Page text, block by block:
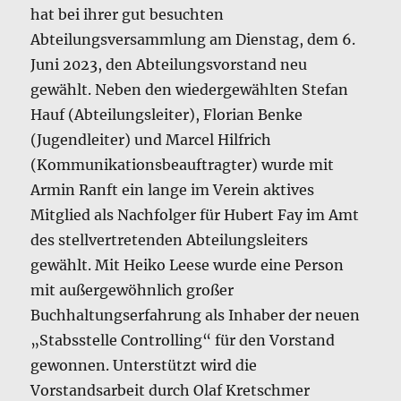
hat bei ihrer gut besuchten
Abteilungsversammlung am Dienstag, dem 6.
Juni 2023, den Abteilungsvorstand neu
gewählt. Neben den wiedergewählten Stefan
Hauf (Abteilungsleiter), Florian Benke
(Jugendleiter) und Marcel Hilfrich
(Kommunikationsbeauftragter) wurde mit
Armin Ranft ein lange im Verein aktives
Mitglied als Nachfolger für Hubert Fay im Amt
des stellvertretenden Abteilungsleiters
gewählt. Mit Heiko Leese wurde eine Person
mit außergewöhnlich großer
Buchhaltungserfahrung als Inhaber der neuen
„Stabsstelle Controlling“ für den Vorstand
gewonnen. Unterstützt wird die
Vorstandsarbeit durch Olaf Kretschmer